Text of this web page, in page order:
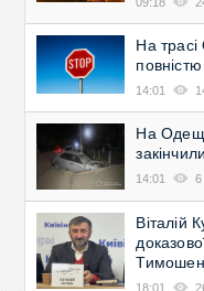
На трасі
14:01
На
14:01 6
Віталій
18:01